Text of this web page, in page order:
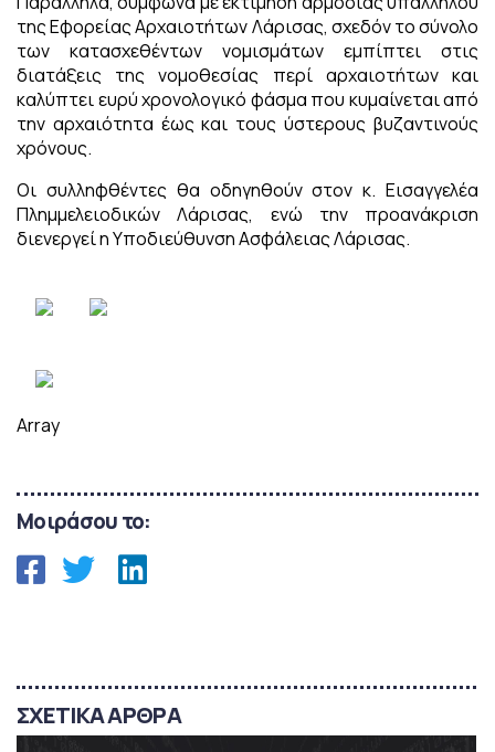
της Εφορείας Αρχαιοτήτων Λάρισας, σχεδόν το σύνολο
των κατασχεθέντων νομισμάτων εμπίπτει στις
διατάξεις της νομοθεσίας περί αρχαιοτήτων και
καλύπτει ευρύ χρονολογικό φάσμα που κυμαίνεται από
την αρχαιότητα έως και τους ύστερους βυζαντινούς
χρόνους.
Οι συλληφθέντες θα οδηγηθούν στον κ. Εισαγγελέα
Πλημμελειοδικών Λάρισας, ενώ την προανάκριση
διενεργεί η Υποδιεύθυνση Ασφάλειας Λάρισας.
Array
Μοιράσου το:
ΣΧΕΤΙΚΑ ΑΡΘΡΑ